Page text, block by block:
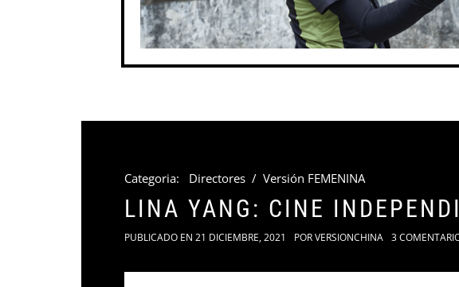
Categoria: Directores / Versión FEMENINA
LINA YANG: CINE
PUBLICADO EN 21 DICIEMBRE, 2021 PORVERSIONCHINA 3